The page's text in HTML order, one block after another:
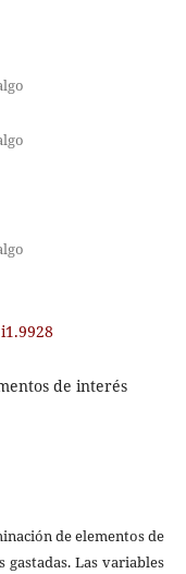
de interés
de elementos de
Las variables